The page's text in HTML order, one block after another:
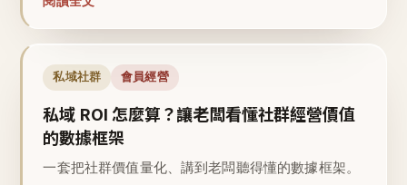
私域社群 會員經營
私域 ROI 怎麼算？讓老闆看懂社群經營價值
的數據框架
一套把社群價值量化、講到老闆聽得懂的數據框架。